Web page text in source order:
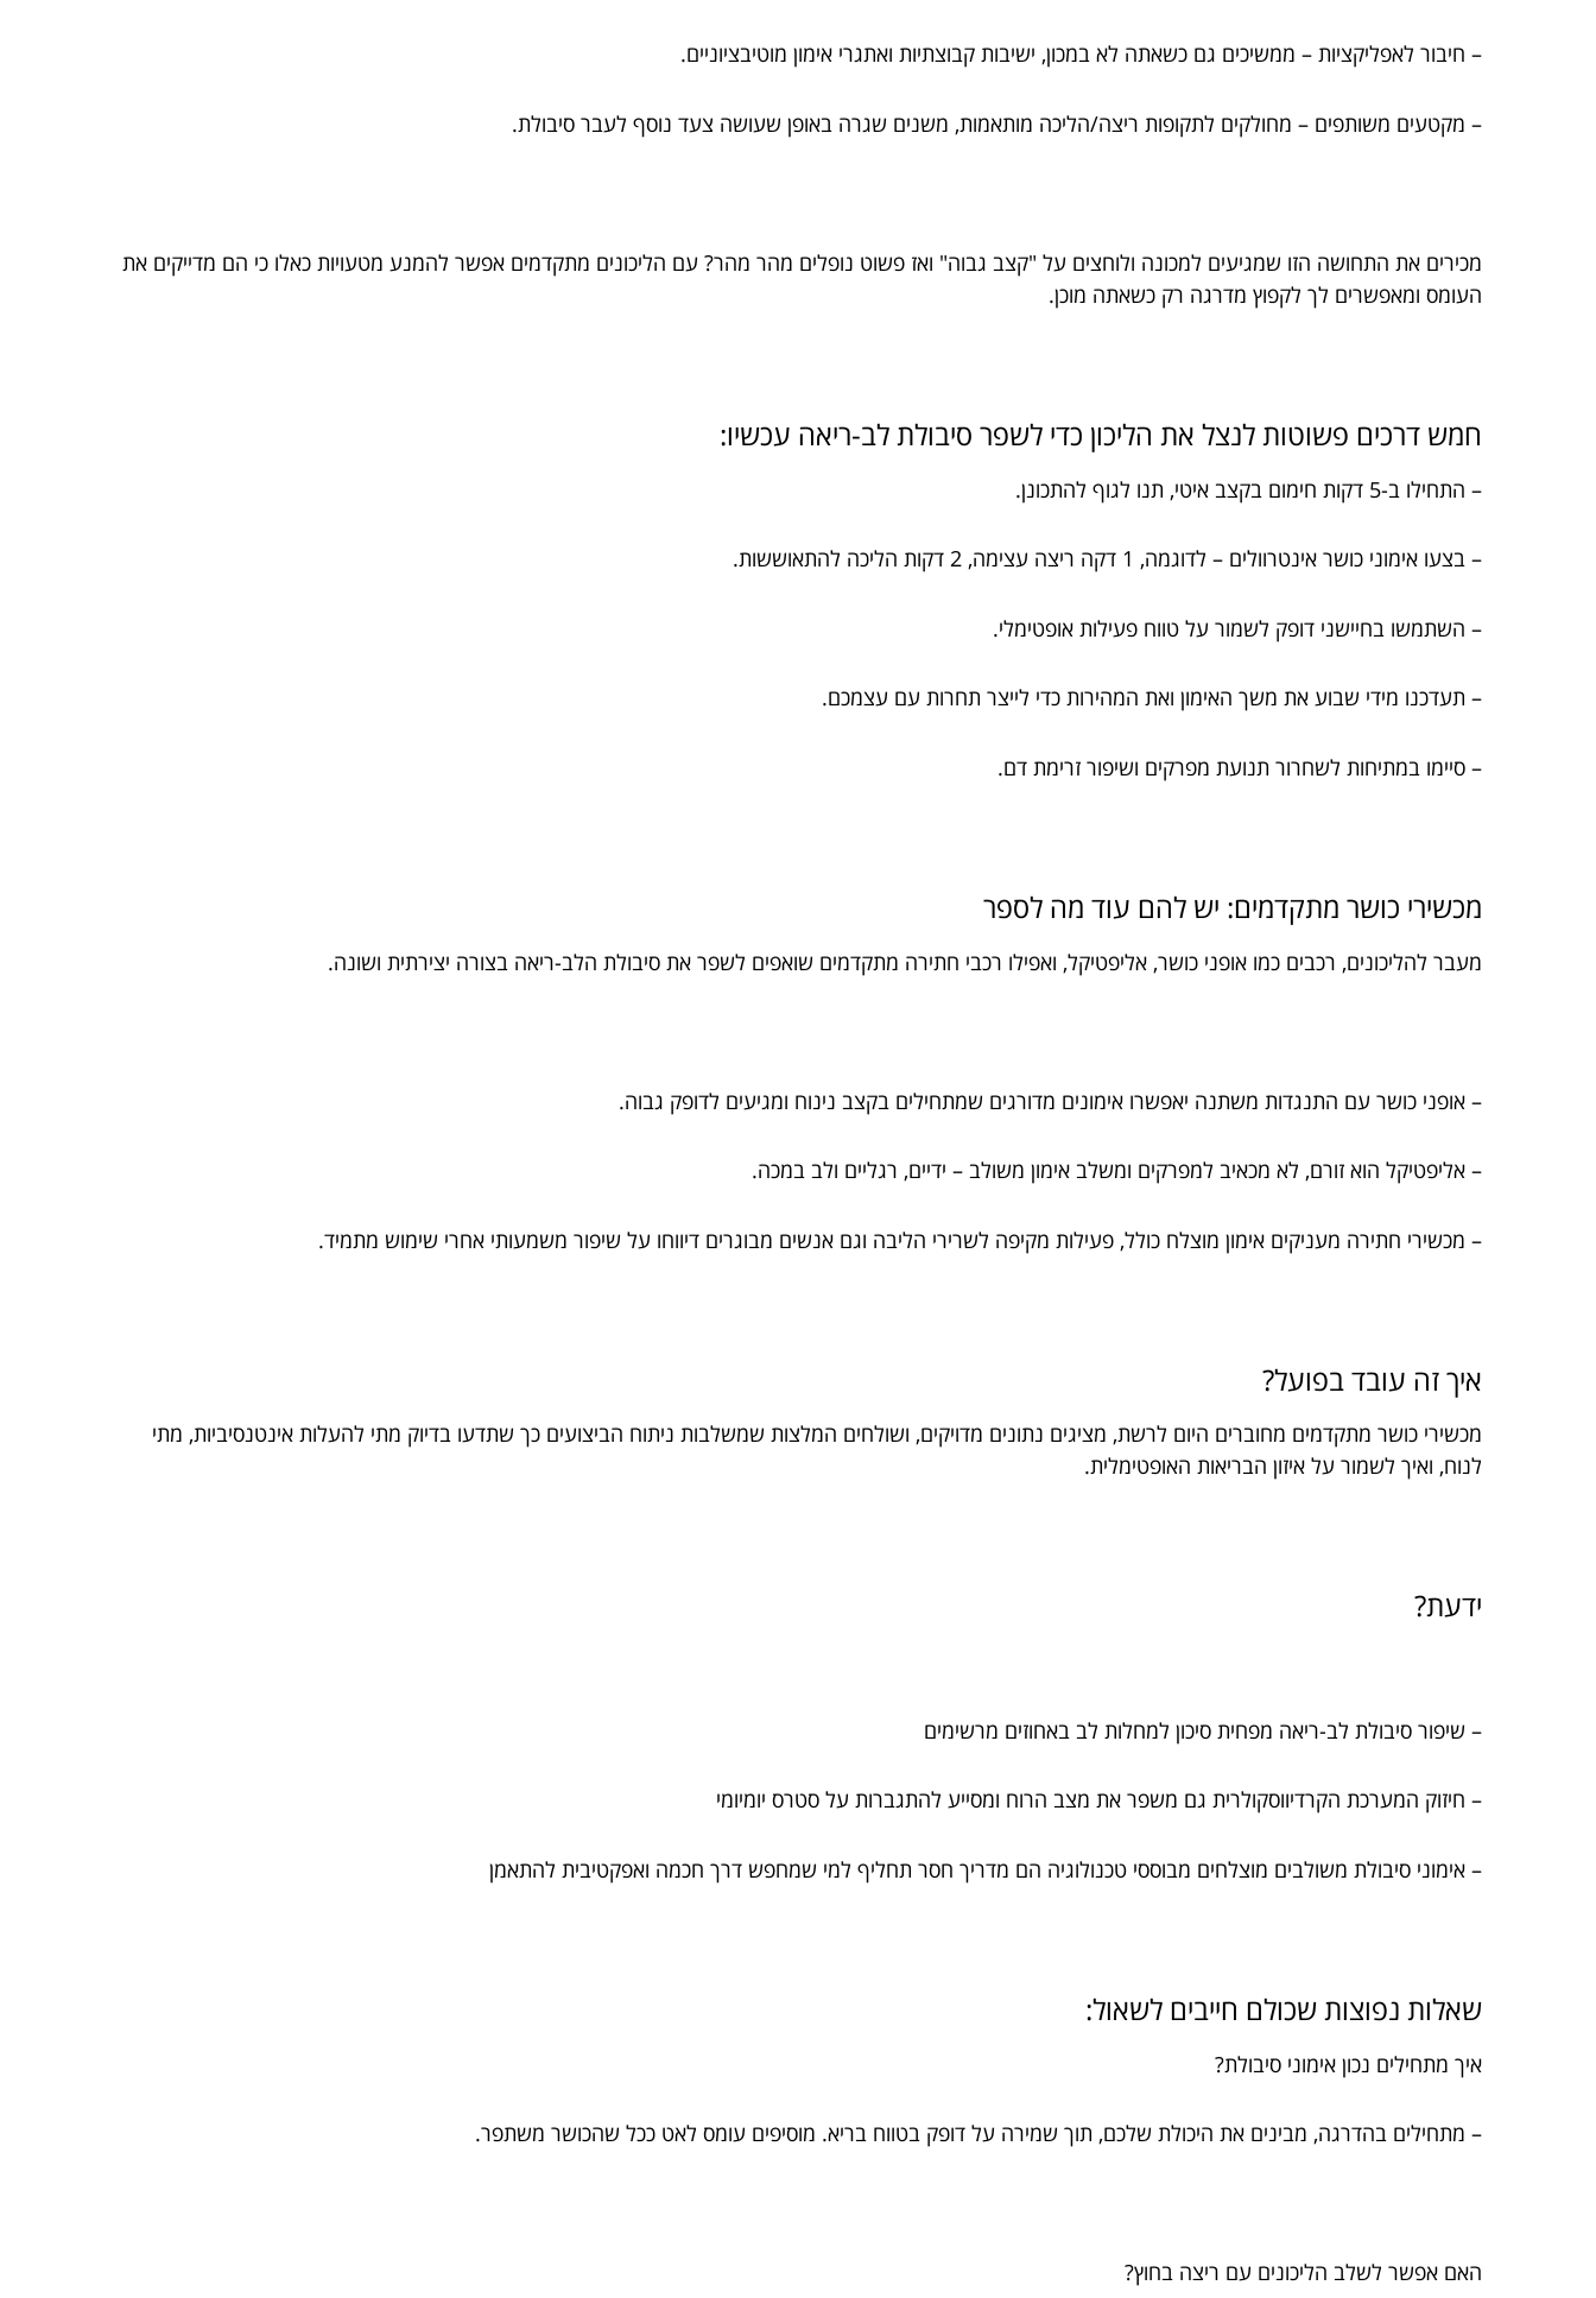
– חיבור לאפליקציות – ממשיכים גם כשאתה לא במכון, ישיבות קבוצתיות ואתגרי אימון מוטיבציוניים.
– מקטעים משותפים – מחולקים לתקופות ריצה/הליכה מותאמות, משנים שגרה באופן שעושה צעד נוסף לעבר סיבולת.
מכירים את התחושה הזו שמגיעים למכונה ולוחצים על "קצב גבוה" ואז פשוט נופלים מהר מהר? עם הליכונים מתקדמים אפשר להמנע מטעויות כאלו כי הם מדייקים את
העומס ומאפשרים לך לקפוץ מדרגה רק כשאתה מוכן.
חמש דרכים פשוטות לנצל את הליכון כדי לשפר סיבולת לב-ריאה עכשיו:
– התחילו ב-5 דקות חימום בקצב איטי, תנו לגוף להתכונן.
– בצעו אימוני כושר אינטרוולים – לדוגמה, 1 דקה ריצה עצימה, 2 דקות הליכה להתאוששות.
– השתמשו בחיישני דופק לשמור על טווח פעילות אופטימלי.
– תעדכנו מידי שבוע את משך האימון ואת המהירות כדי לייצר תחרות עם עצמכם.
– סיימו במתיחות לשחרור תנועת מפרקים ושיפור זרימת דם.
מכשירי כושר מתקדמים: יש להם עוד מה לספר
מעבר להליכונים, רכבים כמו אופני כושר, אליפטיקל, ואפילו רכבי חתירה מתקדמים שואפים לשפר את סיבולת הלב-ריאה בצורה יצירתית ושונה.
– אופני כושר עם התנגדות משתנה יאפשרו אימונים מדורגים שמתחילים בקצב נינוח ומגיעים לדופק גבוה.
– אליפטיקל הוא זורם, לא מכאיב למפרקים ומשלב אימון משולב – ידיים, רגליים ולב במכה.
– מכשירי חתירה מעניקים אימון מוצלח כולל, פעילות מקיפה לשרירי הליבה וגם אנשים מבוגרים דיווחו על שיפור משמעותי אחרי שימוש מתמיד.
איך זה עובד בפועל?
מכשירי כושר מתקדמים מחוברים היום לרשת, מציגים נתונים מדויקים, ושולחים המלצות שמשלבות ניתוח הביצועים כך שתדעו בדיוק מתי להעלות אינטנסיביות, מתי
לנוח, ואיך לשמור על איזון הבריאות האופטימלית.
ידעת?
– שיפור סיבולת לב-ריאה מפחית סיכון למחלות לב באחוזים מרשימים
– חיזוק המערכת הקרדיווסקולרית גם משפר את מצב הרוח ומסייע להתגברות על סטרס יומיומי
– אימוני סיבולת משולבים מוצלחים מבוססי טכנולוגיה הם מדריך חסר תחליף למי שמחפש דרך חכמה ואפקטיבית להתאמן
שאלות נפוצות שכולם חייבים לשאול:
איך מתחילים נכון אימוני סיבולת?
– מתחילים בהדרגה, מבינים את היכולת שלכם, תוך שמירה על דופק בטווח בריא. מוסיפים עומס לאט ככל שהכושר משתפר.
האם אפשר לשלב הליכונים עם ריצה בחוץ?